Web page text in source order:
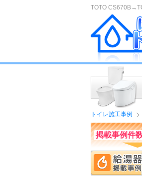
TOTO
トイレ施工事例
掲載事例件